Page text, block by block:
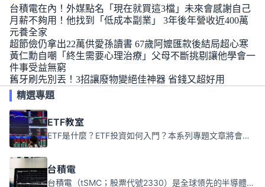
台積電在內！外媒點名「現在就買這3檔」未來會感謝自己
月薪不夠用！他找到「低成本副業」 3年後年營收近400萬
元養全家
超節儉仍拿出22萬供愛孫讀書 67歲阿嬤匯款後結局超心寒
黃仁勳自嘲「終生需要心理治療」父母不斷挑剔讓他學會一
件事受益無窮
舊牙刷先別丟！3招讓廢物變絕佳神器 省錢又超好用
精選專題
ETF教室
ETF是什麼？ETF投資如何入門？本系列專題文章將會告訴你新手必須知道的ETF基礎知識。
台積電
台積電（tSMC；股票代號2330）是全球領先的半導體代工公司，成立於1987年，總部位於台灣新竹。且已於美國、日本、德國及中國設廠，台積電是全球首家專業積體電路製造服務公司，也是全球最先進和最大規模的半導體代工廠。